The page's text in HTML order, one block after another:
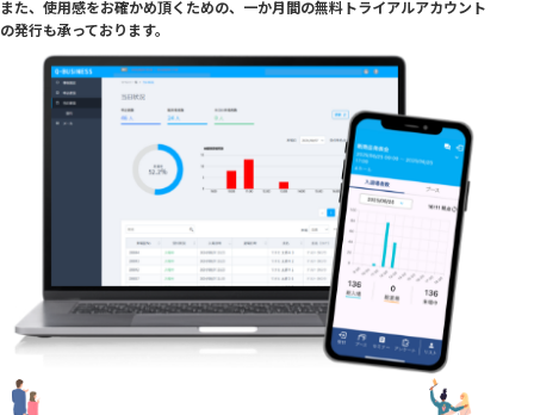
また、使用感をお確かめ頂くための、一か月間の無料トライアルアカウント
の発行も承っており ます。